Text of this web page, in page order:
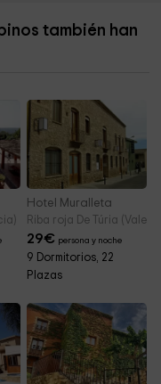
7,2 km
también han
Hotel Muralleta
Riba roja De Túria
29€ persona y noche
9 Dormitorios, 22
Plazas